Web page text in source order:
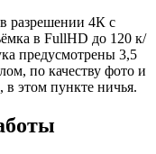
разрешении 4К с
в FullHD до 120 к/
предусмотрены 3,5
по качеству фото и
этом пункте ничья.